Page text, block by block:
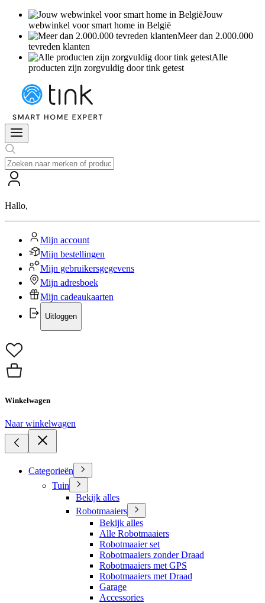
Jouw
webwinkel voor smart home in België
Meer dan 2.000.000
tevreden klanten
Alle
producten zijn zorgvuldig door tink getest
Hallo,
Mijn account
Mijn bestellingen
Mijn gebruikersgegevens
Mijn adresboek
Mijn cadeaukaarten
Uitloggen
Winkelwagen
Naar winkelwagen
Categorieën
Tuin
Bekijk alles
Robotmaaiers
Bekijk alles
Alle Robotmaaiers
Robotmaaier set
Robotmaaiers zonder Draad
Robotmaaiers met GPS
Robotmaaiers met Draad
Garage
Accessories